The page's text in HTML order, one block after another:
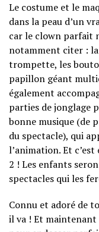
Le costume et le
dans la peau d’un
car le clown parfait
notamment citer :
trompette, les
papillon géant
également
parties de jonglage
bonne musique (de
du spectacle), qui
l’animation. Et
2 ! Les enfants
spectacles qui les
Connu et adoré de
il va ! Et maintenant